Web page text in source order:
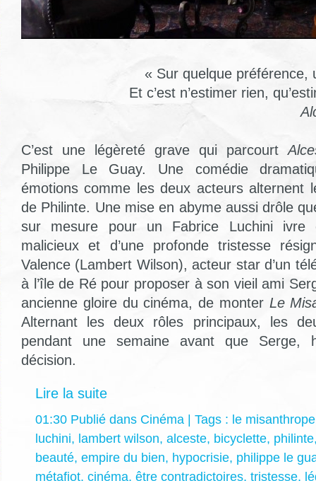
« Sur quelque préférence,
Et c’est n’estimer rien,
C’est une légèreté grave qui parcourt
Philippe Le Guay. Une comédie
émotions comme les deux acteurs alternent
de Philinte. Une mise en abyme aussi drôle
sur mesure pour un Fabrice Luchini ivre
malicieux et d’une profonde tristesse
Valence (Lambert Wilson), acteur star d’un
à l’île de Ré pour proposer à son vieil ami
ancienne gloire du cinéma, de monter Le
Alternant les deux rôles principaux, les
pendant une semaine avant que Serge,
décision.
Lire la suite
01:30 Publié dans Cinéma | Tags : le misanthrope
luchini, lambert wilson, alceste, bicyclette, philinte
beauté, empire du bien, hypocrisie, philippe le
métafiot, cinéma, être contradictoires, tristesse,